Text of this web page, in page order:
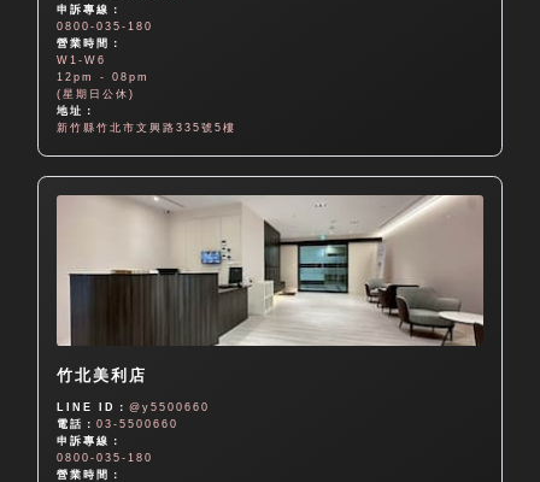
申訴專線：
0800-035-180
營業時間：
W1-W6
12pm - 08pm
(星期日公休)
地址：
新竹縣竹北市文興路335號5樓
竹北美利店
LINE ID：@y5500660
電話：03-5500660
申訴專線：
0800-035-180
營業時間：